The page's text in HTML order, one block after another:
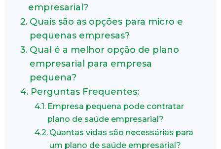
empresarial?
Quais são as opções para micro e
pequenas empresas?
Qual é a melhor opção de plano
empresarial para empresa
pequena?
Perguntas Frequentes:
Empresa pequena pode contratar
plano de saúde empresarial?
Quantas vidas são necessárias para
um plano de saúde empresarial?